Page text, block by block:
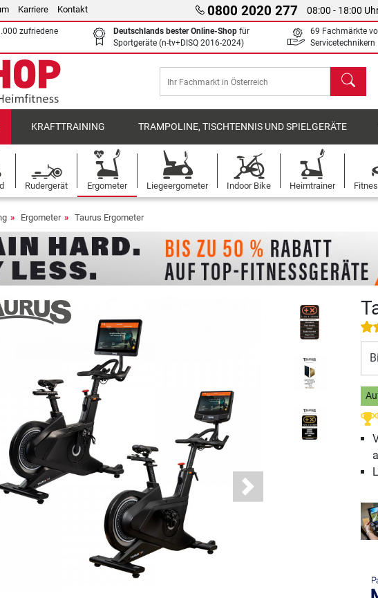
Karriere Kontakt 0800 2020 277 08:00 - 18:00
zufriedene
Deutschlands bester Online-Shop für
Sportgeräte (n-tv+DISQ 2016-2024)
69 Fachmärkte
Servicetechnikern
Suchen
KRAFTTRAINING TRAMPOLINE, TISCHTENNIS UND SPIELGERÄTE
Rudergerät Ergometer Liegeergometer Indoor Bike Heimtrainer
Ergometer Taurus Ergometer
Next